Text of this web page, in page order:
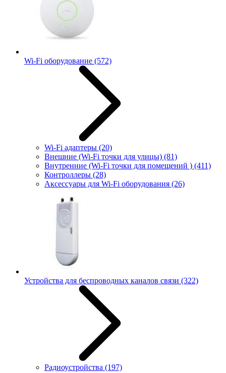
Wi-Fi оборудование (572)
Wi-Fi адаптеры (20)
Внешние (Wi-Fi точки для улицы) (81)
Внутренние (Wi-Fi точки для помещений ) (411)
Контроллеры (28)
Аксессуары для Wi-Fi оборудования (26)
Устройства для беспроводных каналов связи (322)
Радиоустройства (197)